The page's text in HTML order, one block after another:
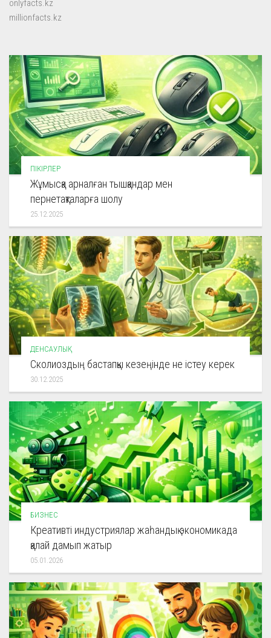
onlyfacts.kz
millionfacts.kz
ПІКІРЛЕР
Жұмысқа арналған тышқандар мен
пернетақталарға шолу
25.12.2025
ДЕНСАУЛЫҚ
Сколиоздың бастапқы кезеңінде не істеу керек
30.12.2025
БИЗНЕС
Креативті индустриялар жаһандық экономикада
қалай дамып жатыр
05.01.2026